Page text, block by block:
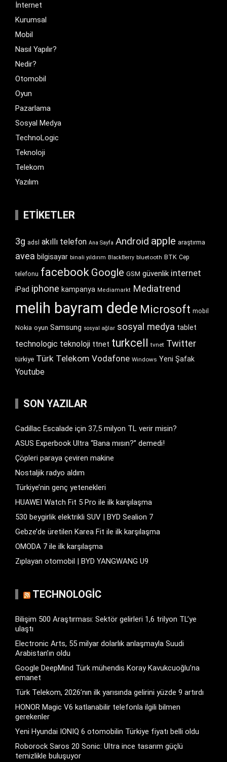
İnternet
Kurumsal
Mobil
Nasıl Yapılır?
Nedir?
Otomobil
Oyun
Pazarlama
Sosyal Medya
TechnoLogic
Teknoloji
Telekom
Yazılım
ETIKETLER
3g adsl akıllı telefon Ana Sayfa Android apple araştırma
avea bilgisayar binali yıldırım BlackBerry bluetooth BTK Cep
telefonu facebook Google GSM güvenlik internet
iPad iphone kampanya Mediamarkt Mediatrend
melih bayram dede Microsoft mobil
Nokia oyun Samsung sosyal ağlar sosyal medya tablet
technologic teknoloji ttnet turkcell tvnet Twitter
türkiye Türk Telekom Vodafone Windows Yeni Şafak
Youtube
SON YAZILAR
Cadillac Escalade için 37,5 milyon TL verir misin?
ASUS Experbook Ultra “Bana mısın?” demedi!
Çöpleri paraya çeviren makine
Nostaljik radyo aldım
Türkiye’nin genç yetenekleri
HUAWEI Watch Fit 5 Pro ile ilk karşılaşma
530 beygirlik elektrikli SUV | BYD Sealion 7
Gebze’de üretilen Karea Fit ile ilk karşılaşma
OMODA 7 ile ilk karşılaşma
Zıplayan otomobil | BYD YANGWANG U9
TECHNOLOGIC
Bilişim 500 Araştırması: Sektör gelirleri 1,6 trilyon TL’ye
ulaştı
Electronic Arts, 55 milyar dolarlık anlaşmayla Suudi
Arabistan’ın oldu
Google DeepMind Türk mühendis Koray Kavukcuoğlu’na
emanet
Türk Telekom, 2026’nın ilk yarısında gelirini yüzde 9 artırdı
HONOR Magic V6 katlanabilir telefonla ilgili bilmen
gerekenler
Yeni Hyundai IONIQ 6 otomobilin Türkiye fiyatı belli oldu
Roborock Saros 20 Sonic: Ultra ince tasarım güçlü
temizlikle buluşuyor